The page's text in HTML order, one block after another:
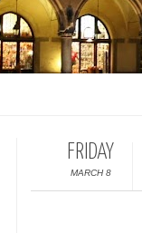
FRIDAY
MARCH 8